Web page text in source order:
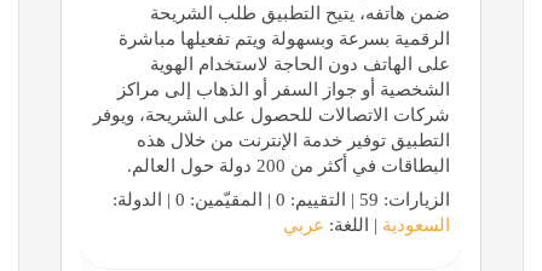
ضمن هاتفه، يتيح التطبيق طلب الشريحة
الرقمية بسرعة وبسهولة ويتم تفعيلها مباشرة
على الهاتف دون الحاجة لاستخدام الهوية
الشخصية أو جواز السفر أو الذهاب إلى مراكز
شركات الاتصالات للحصول على الشريحة، ويوفر
التطبيق توفير خدمة الإنترنت من خلال هذه
البطاقات في أكثر من 200 دولة حول العالم.
الزيارات: 59 | التقييم: 0 | المقيّمين: 0 | الدولة:
السعودية | اللغة: عربي